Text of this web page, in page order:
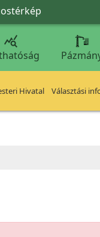

Hivatal Választási